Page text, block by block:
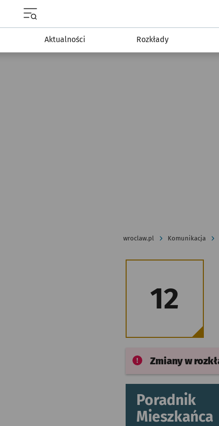
Aktualności Rozkłady
wroclaw.pl Komunikacja
12
Zmiany w
Poradnik
Mieszkańca